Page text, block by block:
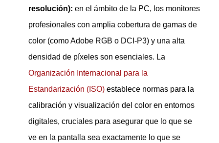
resolución): en el ámbito de la PC, los monitores
profesionales con amplia cobertura de gamas de
color (como Adobe RGB o DCI-P3) y una alta
densidad de píxeles son esenciales. La
Organización Internacional para la
Estandarización (ISO)establece normas para la
calibración y visualización del color en entornos
digitales, cruciales para asegurar que lo que se
ve en la pantalla sea exactamente lo que se